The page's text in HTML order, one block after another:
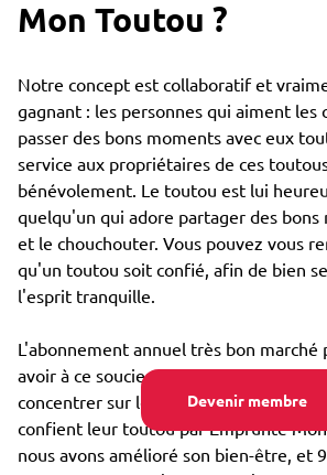
Devenir membre
Mon Toutou ?
Notre concept est collaboratif et
gagnant : les personnes qui aiment les
passer des bons moments avec eux
service aux propriétaires de ces
bénévolement. Le toutou est lui
quelqu'un qui adore partager des bons
et le chouchouter. Vous pouvez vous
qu'un toutou soit confié, afin de bien
l'esprit tranquille.
L'abonnement annuel très bon marché
avoir à ce soucier du coût de garde, et
concentrer sur le bien-être : 85% des
confient leur toutou par Emprunte
nous avons amélioré son bien-être, et